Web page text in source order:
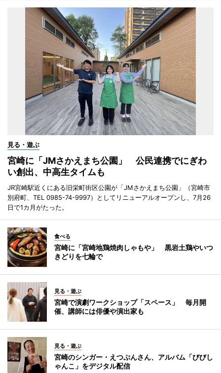
見る・遊ぶ
宮崎に「JMさかえまち公園」 公民連携でにぎわ
い創出、中高生タイムも
JR宮崎駅近くにある旧栄町街区公園が「JMさかえまち公園」（宮崎市
別府町、TEL 0985-74-9997）としてリニューアルオープンし、7月26
日で1カ月がたった。
食べる
宮崎に「宮崎地鶏焼肉しゃもや」 黒岩土鶏やいつ
きどりを七輪で
見る・遊ぶ
宮崎で演劇ワークショップ「スペース」 毎月開
催、講師には俳優や演出家も
見る・遊ぶ
宮崎のシンガー・えつぷんさん、アルバム「びびし
ゃんこ」をデジタル配信